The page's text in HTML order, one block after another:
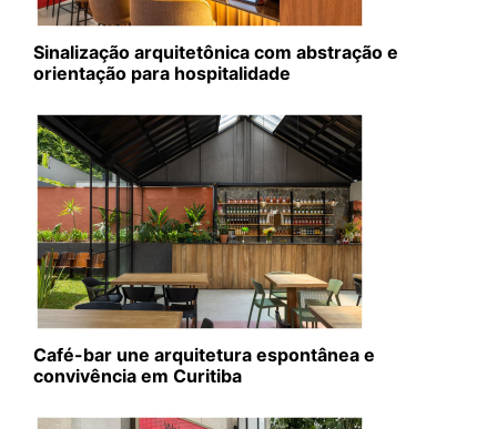
Sinalização arquitetônica com abstração e
orientação para hospitalidade
Café-bar une arquitetura espontânea e
convivência em Curitiba